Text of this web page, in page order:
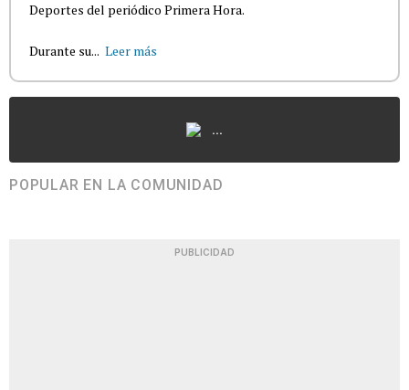
Deportes del periódico Primera Hora.
Durante su... Leer más
...
POPULAR EN LA COMUNIDAD
PUBLICIDAD